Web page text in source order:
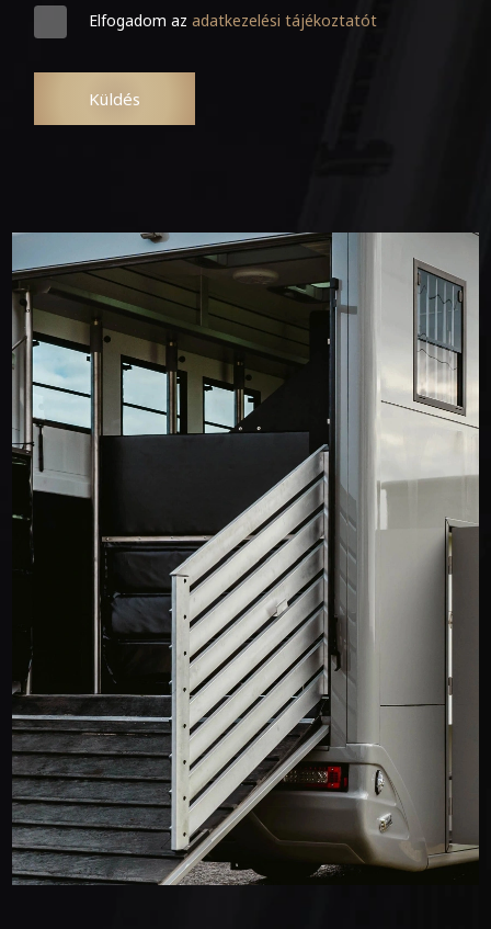
Elfogadom azadatkezelési tájékoztatót
Küldés